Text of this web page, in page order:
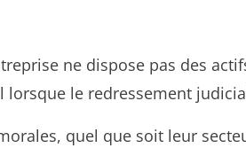
ne dispose pas des
le redressement
quel que soit leur